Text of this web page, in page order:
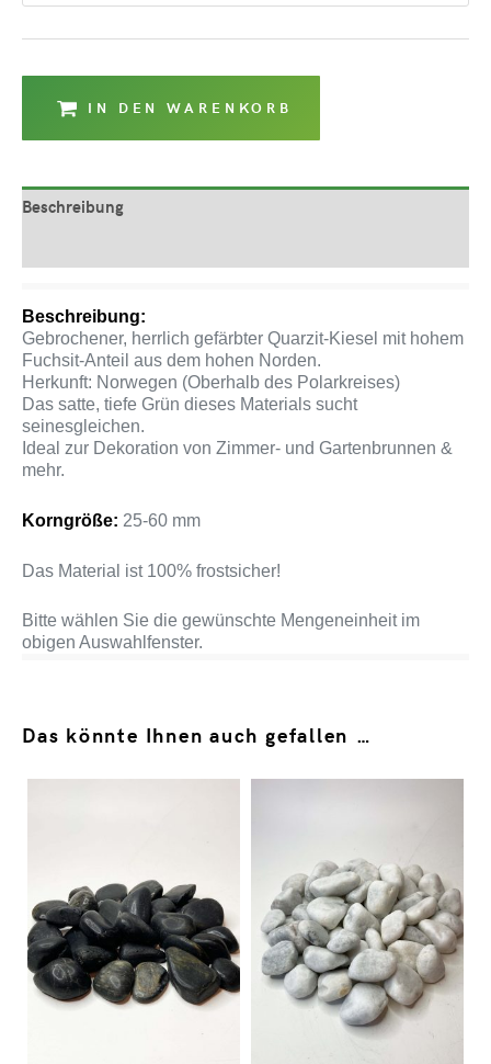
IN DEN WARENKORB
Beschreibung
Beschreibung:
Gebrochener, herrlich gefärbter Quarzit-Kiesel mit hohem
Fuchsit-Anteil aus dem hohen Norden.
Herkunft: Norwegen (Oberhalb des Polarkreises)
Das satte, tiefe Grün dieses Materials sucht
seinesgleichen.
Ideal zur Dekoration von Zimmer- und Gartenbrunnen &
mehr.
Korngröße: 25-60 mm
Das Material ist 100% frostsicher!
Bitte wählen Sie die gewünschte Mengeneinheit im
obigen Auswahlfenster.
Das könnte Ihnen auch gefallen …